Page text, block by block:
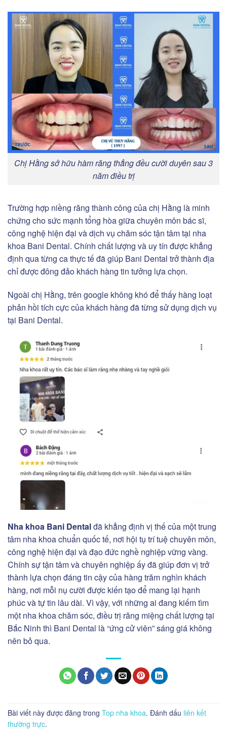
Chị Hằng sở hữu hàm răng thẳng đều cười duyên sau 3
năm điều trị
Trường hợp niềng răng thành công của chị Hằng là minh
chứng cho sức mạnh tổng hòa giữa chuyên môn bác sĩ,
công nghệ hiện đại và dịch vụ chăm sóc tận tâm tại nha
khoa Bani Dental. Chính chất lượng và uy tín được khẳng
định qua từng ca thực tế đã giúp Bani Dental trở thành địa
chỉ được đông đảo khách hàng tin tưởng lựa chọn.
Ngoài chị Hằng, trên google không khó để thấy hàng loạt
phản hồi tích cực của khách hàng đã từng sử dụng dịch vụ
tại Bani Dental.
Nha khoa Bani Dentalđã khẳng định vị thế của một trung
tâm nha khoa chuẩn quốc tế, nơi hội tụ trí tuệ chuyên môn,
công nghệ hiện đại và đạo đức nghề nghiệp vững vàng.
Chính sự tận tâm và chuyên nghiệp ấy đã giúp đơn vị trở
thành lựa chọn đáng tin cậy của hàng trăm nghìn khách
hàng, nơi mỗi nụ cười được kiến tạo để mang lại hạnh
phúc và tự tin lâu dài. Vì vậy, với những ai đang kiếm tìm
một nha khoa chăm sóc, điều trị răng miệng chất lượng tại
Bắc Ninh thì Bani Dental là “ứng cử viên” sáng giá không
nên bỏ qua.
Bài viết này được đăng trong Top nha khoa. Đánh dấu liên kết
thường trực.